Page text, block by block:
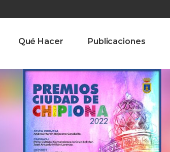
Qué Hacer Publicaciones